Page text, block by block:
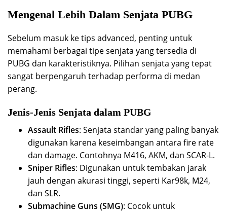
Mengenal Lebih Dalam Senjata PUBG
Sebelum masuk ke tips advanced, penting untuk
memahami berbagai tipe senjata yang tersedia di
PUBG dan karakteristiknya. Pilihan senjata yang tepat
sangat berpengaruh terhadap performa di medan
perang.
Jenis-Jenis Senjata dalam PUBG
Assault Rifles: Senjata standar yang paling banyak
digunakan karena keseimbangan antara fire rate
dan damage. Contohnya M416, AKM, dan SCAR-L.
Sniper Rifles: Digunakan untuk tembakan jarak
jauh dengan akurasi tinggi, seperti Kar98k, M24,
dan SLR.
Submachine Guns (SMG): Cocok untuk